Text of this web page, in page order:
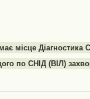
місце Діагностика
по СНІД (ВІЛ)